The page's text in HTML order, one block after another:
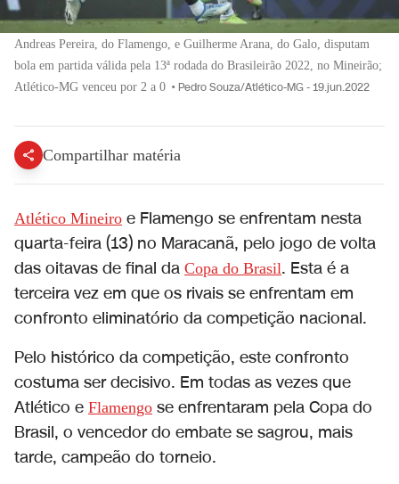
Andreas Pereira, do Flamengo, e Guilherme Arana, do Galo, disputam
bola em partida válida pela 13ª rodada do Brasileirão 2022, no Mineirão;
Atlético-MG venceu por 2 a 0 • Pedro Souza/Atlético-MG - 19.jun.2022
Compartilhar matéria
Atlético Mineiro e Flamengo se enfrentam nesta
quarta-feira (13) no Maracanã, pelo jogo de volta
das oitavas de final da Copa do Brasil. Esta é a
terceira vez em que os rivais se enfrentam em
confronto eliminatório da competição nacional.
Pelo histórico da competição, este confronto
costuma ser decisivo. Em todas as vezes que
Atlético e Flamengo se enfrentaram pela Copa do
Brasil, o vencedor do embate se sagrou, mais
tarde, campeão do torneio.